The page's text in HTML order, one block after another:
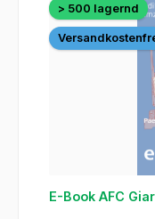
> 500 lagernd
E-Book AFC